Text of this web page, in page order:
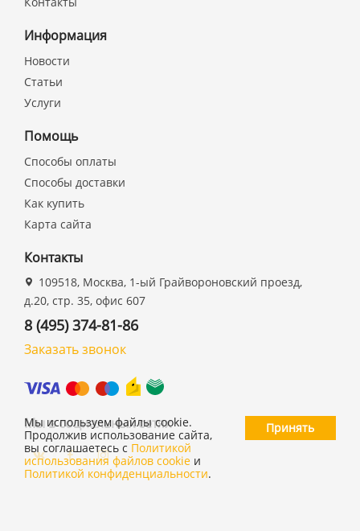
Информация
Новости
Статьи
Услуги
Помощь
Способы оплаты
Способы доставки
Как купить
Карта сайта
Контакты
109518, Москва, 1-ый Грайвороновский проезд,
д.20, стр. 35, офис 607
8 (495) 374-81-86
Заказать звонок
Мы в социальных сетях
Мы используем файлы cookie.
Продолжив использование сайта,
вы соглашаетесь с Политикой
использования файлов cookie и
Политикой конфиденциальности.
Принять